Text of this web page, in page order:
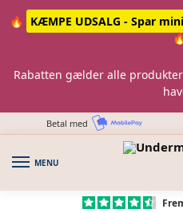
🔥
KÆMPE UDSALG - Spar
Rabatten gælder alle
Betal med
MENU